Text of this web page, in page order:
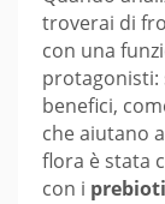
troverai di
con una
protagonisti:
benefici,
che aiutano
flora è stata
con i